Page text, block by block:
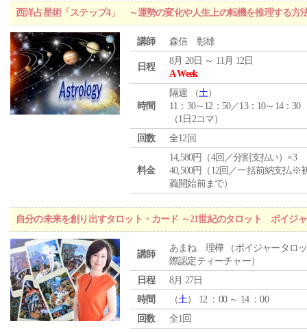
西洋占星術「ステップ4」 ～運勢の変化や人生上の転機を推理する方
講師 森信 彰雄
日程
8月 20日 ～ 11月 12日
A Week
時間
隔週 （土）
11：30～12：50／13：10～14：30
（1日2コマ）
回数
全12回
料金
14,580円（4回／分割支払い）×3
40,500円（12回／一括前納支払※
義開始前まで）
自分の未来を創り出すタロット・カード ～21世紀のタロット ボイジ
講師
あまね 理樺 （ボイジャータロ
際認定ティーチャー）
日程
8月 27日
時間
（土） 12 ：00 ～ 14 ：00
回数
全1回